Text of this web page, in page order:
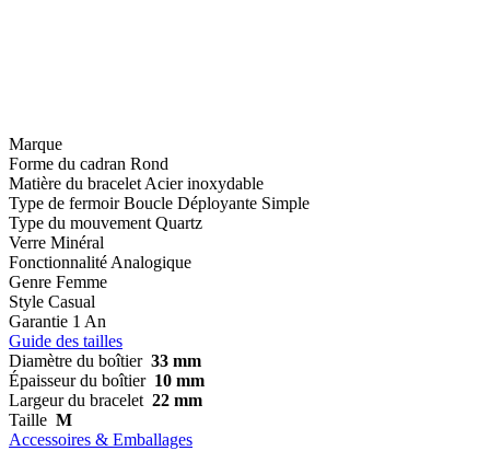
Marque
Forme du cadran Rond
Matière du bracelet Acier inoxydable
Type de fermoir Boucle Déployante Simple
Type du mouvement Quartz
Verre Minéral
Fonctionnalité Analogique
Genre Femme
Style Casual
Garantie 1 An
Guide des tailles
Diamètre du boîtier 33 mm
Épaisseur du boîtier 10 mm
Largeur du bracelet 22 mm
Taille M
Accessoires & Emballages